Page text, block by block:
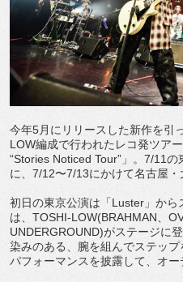
今年5月にリリースした新作を引
LOW編成で行われたレコ発ツア
“Stories Noticed Tour”」。7/11
に、7/12〜7/13にかけて名古屋・
初日の東京公演は「Luster」か
は、TOSHI-LOW(BRAHMAN、
UNDERGROUND)がステージに
染みのある、腕を組んでステッ
パフォーマンスを披露して、オー